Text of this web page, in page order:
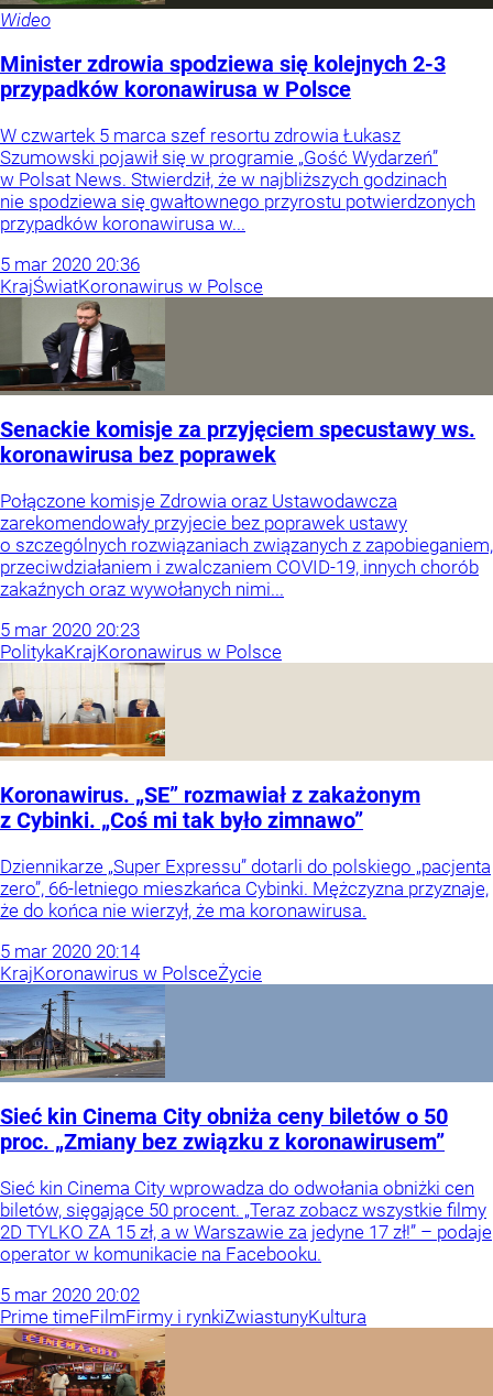
Wideo
Minister zdrowia spodziewa się kolejnych 2-3
przypadków koronawirusa w Polsce
W czwartek 5 marca szef resortu zdrowia Łukasz
Szumowski pojawił się w programie „Gość Wydarzeń”
w Polsat News. Stwierdził, że w najbliższych godzinach
nie spodziewa się gwałtownego przyrostu potwierdzonych
przypadków koronawirusa w...
5 mar 2020 20:36
KrajŚwiatKoronawirus w Polsce
Senackie komisje za przyjęciem specustawy ws.
koronawirusa bez poprawek
Połączone komisje Zdrowia oraz Ustawodawcza
zarekomendowały przyjecie bez poprawek ustawy
o szczególnych rozwiązaniach związanych z zapobieganiem,
przeciwdziałaniem i zwalczaniem COVID-19, innych chorób
zakaźnych oraz wywołanych nimi...
5 mar 2020 20:23
PolitykaKrajKoronawirus w Polsce
Koronawirus. „SE” rozmawiał z zakażonym
z Cybinki. „Coś mi tak było zimnawo”
Dziennikarze „Super Expressu” dotarli do polskiego „pacjenta
zero”, 66-letniego mieszkańca Cybinki. Mężczyzna przyznaje,
że do końca nie wierzył, że ma koronawirusa.
5 mar 2020 20:14
KrajKoronawirus w PolsceŻycie
Sieć kin Cinema City obniża ceny biletów o 50
proc. „Zmiany bez związku z koronawirusem”
Sieć kin Cinema City wprowadza do odwołania obniżki cen
biletów, sięgające 50 procent. „Teraz zobacz wszystkie filmy
2D TYLKO ZA 15 zł, a w Warszawie za jedyne 17 zł!” – podaje
operator w komunikacie na Facebooku.
5 mar 2020 20:02
Prime timeFilmFirmy i rynkiZwiastunyKultura